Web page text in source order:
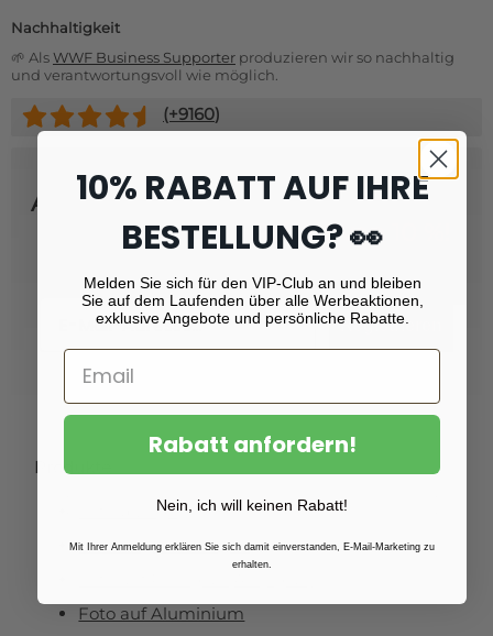
Nachhaltigkeit
🌱 AlsWWF Business Supporter produzieren wir so nachhaltig
und verantwortungsvoll wie möglich.
(+9160)
Abonnieren Sie unseren Newsletter
und erhalten Sie Rabatt von 10 %!
Email
Registrieren
Produkte
Fotoabzüge
Fotovergrößerungen
Foto auf Aluminium
10% RABATT AUF IHRE
BESTELLUNG? 👀
Melden Sie sich für den VIP-Club an und bleiben
Sie auf dem Laufenden über alle Werbeaktionen,
exklusive Angebote und persönliche Rabatte.
Rabatt anfordern!
Nein, ich will keinen Rabatt!
Mit Ihrer Anmeldung erklären Sie sich damit einverstanden, E-Mail-Marketing zu
erhalten.